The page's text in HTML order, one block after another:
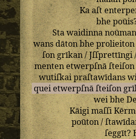
Kaaſt
bhepoūis
Stawaidinna
wansdātonbheprolieiton
ſon grīkan/Jſſprettīngi
mentenetwerpſnāſteiſon
wutiſkaipraſtawīdans
quei etwerpſnā ſteiſon
weibhe
Kāigimaſſi
poūton/
ſeggīt?